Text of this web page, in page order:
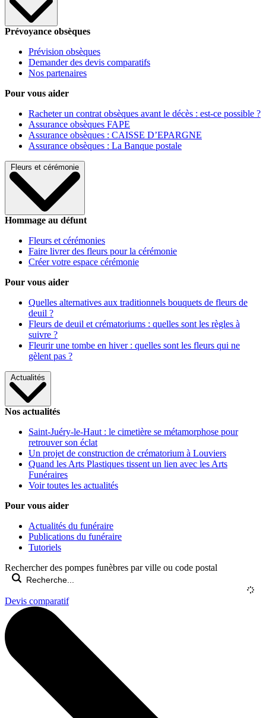
Prévoyance obsèques
Prévision obsèques
Demander des devis comparatifs
Nos partenaires
Pour vous aider
Racheter un contrat obsèques avant le décès : est-ce possible ?
Assurance obsèques FAPE
Assurance obsèques : CAISSE D’EPARGNE
Assurance obsèques : La Banque postale
Fleurs et cérémonie
Hommage au défunt
Fleurs et cérémonies
Faire livrer des fleurs pour la cérémonie
Créer votre espace cérémonie
Pour vous aider
Quelles alternatives aux traditionnels bouquets de fleurs de
deuil ?
Fleurs de deuil et crématoriums : quelles sont les règles à
suivre ?
Fleurir une tombe en hiver : quelles sont les fleurs qui ne
gèlent pas ?
Actualités
Nos actualités
Saint-Juéry-le-Haut : le cimetière se métamorphose pour
retrouver son éclat
Un projet de construction de crématorium à Louviers
Quand les Arts Plastiques tissent un lien avec les Arts
Funéraires
Voir toutes les actualités
Pour vous aider
Actualités du funéraire
Publications du funéraire
Tutoriels
Rechercher des pompes funèbres par ville ou code postal
Devis comparatif